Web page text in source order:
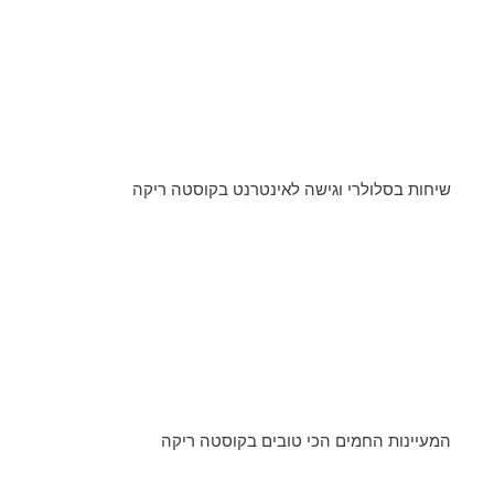
שיחות בסלולרי וגישה לאינטרנט בקוסטה ריקה
המעיינות החמים הכי טובים בקוסטה ריקה